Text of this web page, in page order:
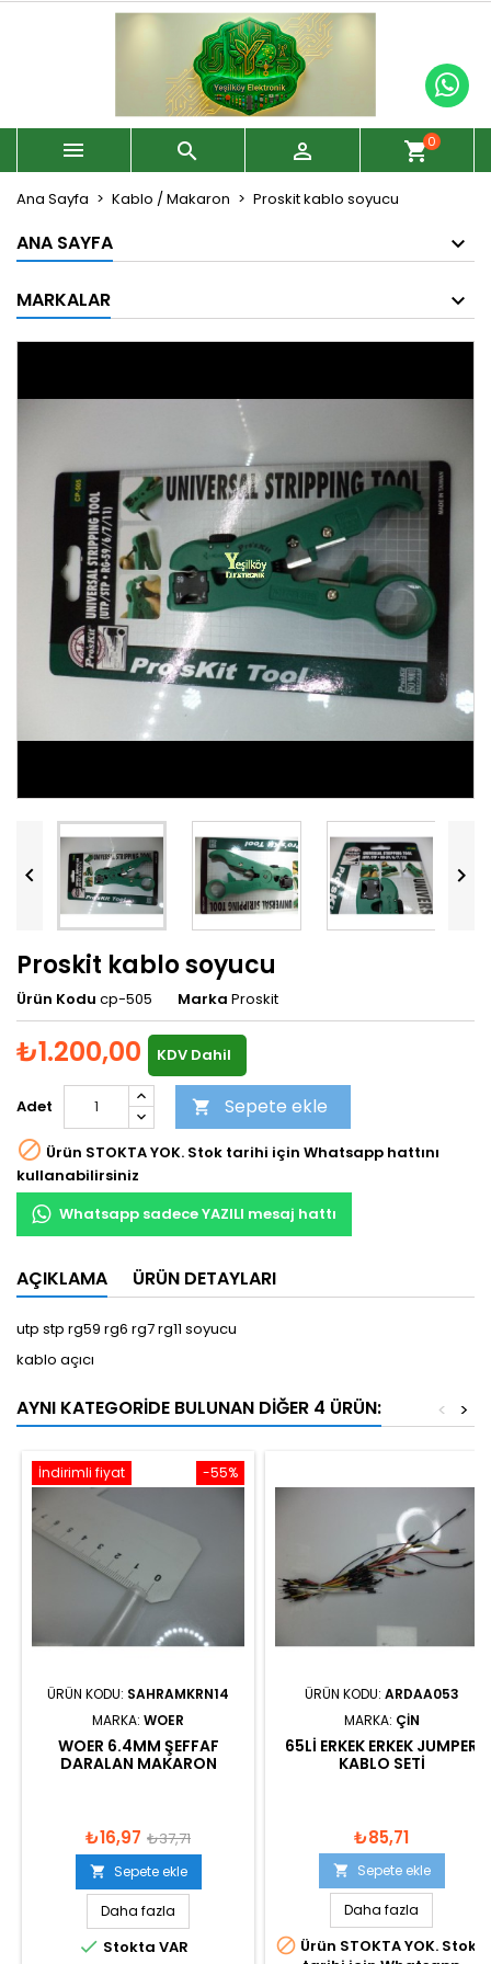
   shopping_cart0
Ana Sayfa Kablo / Makaron Proskit kablo soyucu
ANA SAYFA
MARKALAR
 
Proskit kablo soyucu
Ürün Kodu cp-505 Marka Proskit
₺1.200,00 KDV Dahil
Adet  Sepete ekle
 Ürün STOKTA YOK. Stok tarihi için Whatsapp hattını
kullanabilirsiniz
Whatsapp sadece YAZILI mesaj hattı
AÇIKLAMA ÜRÜN DETAYLARI
utp stp rg59 rg6 rg7 rg11 soyucu
kablo açıcı
AYNI KATEGORIDE BULUNAN DIĞER 4 ÜRÜN: >
<
-55%
İndirimli fiyat
ÜRÜN KODU: SAHRAMKRN14
MARKA: WOER
WOER 6.4MM ŞEFFAF
DARALAN MAKARON
₺16,97 ₺37,71
 Sepete ekle
Daha fazla
 Stokta VAR
ÜRÜN KODU: ARDAA053
MARKA: ÇIN
65LI ERKEK ERKEK JUMPER
KABLO SETI
₺85,71
 Sepete ekle
Daha fazla
 Ürün STOKTA YOK. Stok